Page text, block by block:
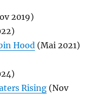
2019)
Hood (Mai 2021)
Rising (Nov